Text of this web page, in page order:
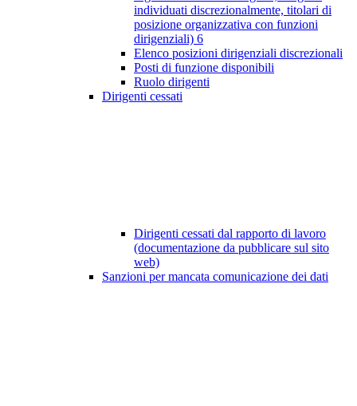
individuati discrezionalmente, titolari di
posizione organizzativa con funzioni
dirigenziali) 6
Elenco posizioni dirigenziali discrezionali
Posti di funzione disponibili
Ruolo dirigenti
Dirigenti cessati
Dirigenti cessati dal rapporto di lavoro
(documentazione da pubblicare sul sito
web)
Sanzioni per mancata comunicazione dei dati